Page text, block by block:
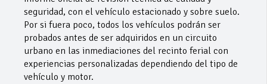
seguridad, con el vehículo estacionado y sobre suelo.
Por si fuera poco, todos los vehículos podrán ser
probados antes de ser adquiridos en un circuito
urbano en las inmediaciones del recinto ferial con
experiencias personalizadas dependiendo del tipo de
vehículo y motor.